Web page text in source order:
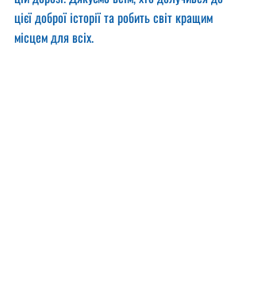
цієї доброї історії та робить світ кращим
місцем для всіх.